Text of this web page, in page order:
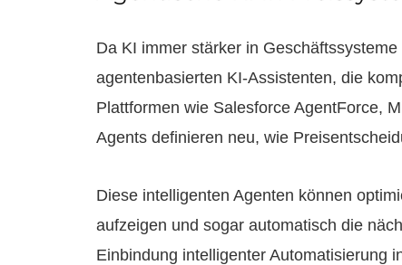
Da KI immer stärker in
agentenbasierten KI-Assistenten, die
Plattformen wie Salesforce AgentForce,
Agents definieren neu, wie
Diese intelligenten Agenten können
aufzeigen und sogar automatisch die
Einbindung intelligenter Automatisierung